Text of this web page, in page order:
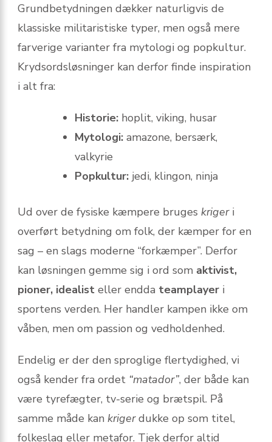
Grundbetydningen dækker naturligvis de
klassiske militaristiske typer, men også mere
farverige varianter fra mytologi og popkultur.
Krydsordsløsninger kan derfor finde inspiration
i alt fra:
Historie: hoplit, viking, husar
Mytologi: amazone, bersærk,
valkyrie
Popkultur: jedi, klingon, ninja
Ud over de fysiske kæmpere bruges krigeri
overført betydning om folk, der kæmper for en
sag – en slags moderne “forkæmper”. Derfor
kan løsningen gemme sig i ord som aktivist,
pioner, idealist eller endda teamplayer i
sportens verden. Her handler kampen ikke om
våben, men om passion og vedholdenhed.
Endelig er der den sproglige flertydighed, vi
også kender fra ordet “matador”, der både kan
være tyrefægter, tv-serie og brætspil. På
samme måde kan krigerdukke op som titel,
folkeslag eller metafor. Tjek derfor altid